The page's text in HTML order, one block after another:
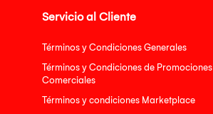
Servicio al Cliente
Términos y Condiciones Generales
Términos y Condiciones de Promociones
Comerciales
Términos y condiciones Marketplace